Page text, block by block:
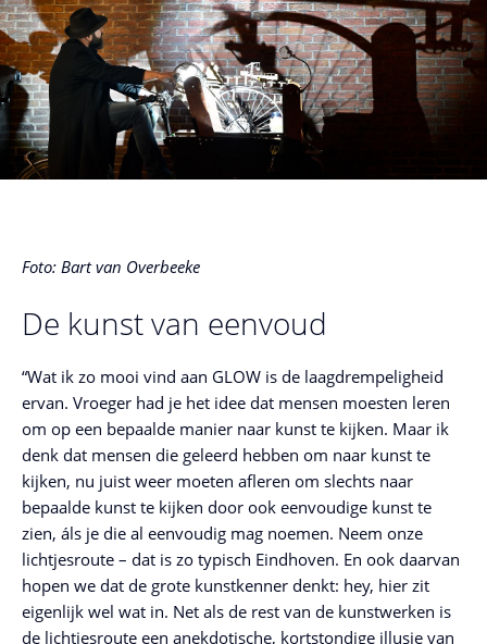
Foto: Bart van Overbeeke
De kunst van eenvoud
“Wat ik zo mooi vind aan GLOW is de laagdrempeligheid
ervan. Vroeger had je het idee dat mensen moesten leren
om op een bepaalde manier naar kunst te kijken. Maar ik
denk dat mensen die geleerd hebben om naar kunst te
kijken, nu juist weer moeten afleren om slechts naar
bepaalde kunst te kijken door ook eenvoudige kunst te
zien, áls je die al eenvoudig mag noemen. Neem onze
lichtjesroute – dat is zo typisch Eindhoven. En ook daarvan
hopen we dat de grote kunstkenner denkt: hey, hier zit
eigenlijk wel wat in. Net als de rest van de kunstwerken is
de lichtjesroute een anekdotische, kortstondige illusie van